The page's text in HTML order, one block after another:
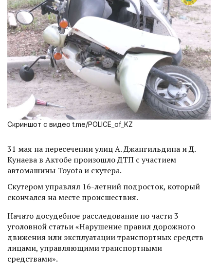
Скриншот с видео t.me/POLICE_of_KZ
31 мая на пересечении улиц А. Джангильдина и Д.
Кунаева в Актобе произошло ДТП с участием
автомашины Toyota и скутера.
Скутером управлял 16-летний подросток, который
скончался на месте происшествия.
Начато досудебное расследование по части 3
уголовной статьи «Нарушение правил дорожного
движения или эксплуатации транспортных средств
лицами, управляющими транспортными
средствами».